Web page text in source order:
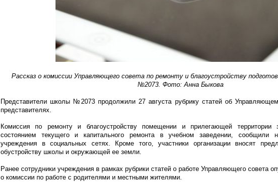
Рассказ о комиссии Управляющего совета по ремонту и благоустройству
№2073. Фото: Анна Быкова
Представители школы №2073 продолжили 27 августа рубрику статей об
представителях.
Комиссия по ремонту и благоустройству помещении и прилегающей территории
состоянием текущего и капитального ремонта в учебном заведении, сообщили
учреждения в социальных сетях. Кроме того, участники организации вносят
обустройству школы и окружающей ее земли.
Ранее сотрудники учреждения в рамках рубрики статей о работе Управляющего совета
о комиссии по работе с родителями и местными жителями.